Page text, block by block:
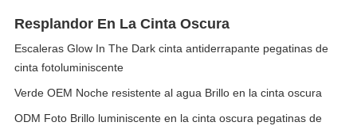
Resplandor En La Cinta Oscura
Escaleras Glow In The Dark cinta antiderrapante pegatinas de
cinta fotoluminiscente
Verde OEM Noche resistente al agua Brillo en la cinta oscura
ODM Foto Brillo luminiscente en la cinta oscura pegatinas de